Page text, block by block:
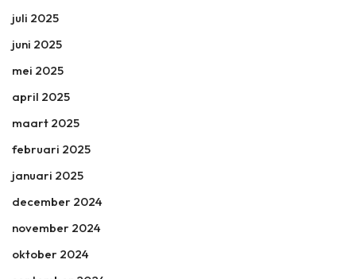
juli 2025
juni 2025
mei 2025
april 2025
maart 2025
februari 2025
januari 2025
december 2024
november 2024
oktober 2024